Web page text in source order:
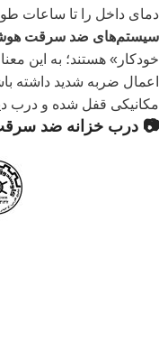
دمای داخل را تا ساعات
سیستم‌های ضد سرقت
خودکار» هستند؛ به این
اعمال ضربه شدید داشته
مکانیکی قفل شده و درب
📷 درب خزانه ضد سرقت